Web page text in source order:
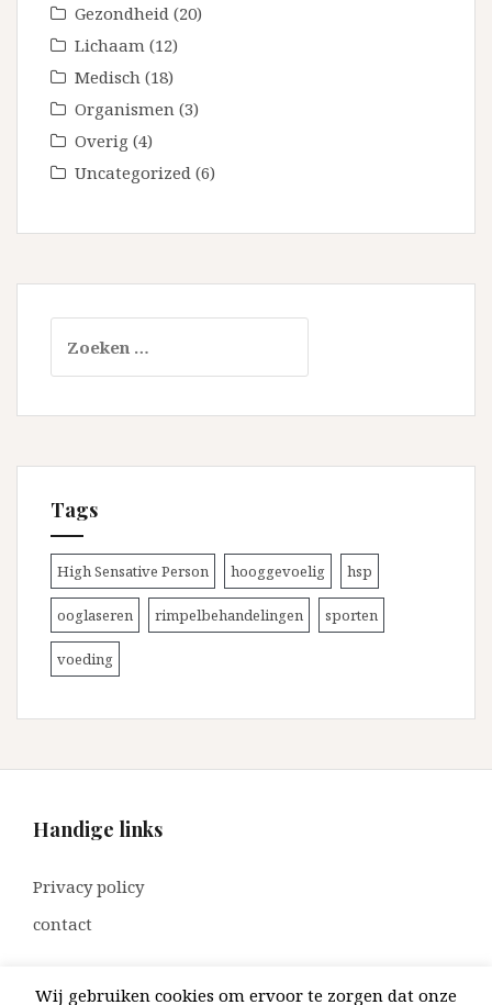
Gezondheid (20)
Lichaam (12)
Medisch (18)
Organismen (3)
Overig (4)
Uncategorized (6)
naar:
Tags
High Sensative Person hooggevoelig hsp
ooglaseren rimpelbehandelingen sporten
voeding
Handige links
Privacy policy
contact
Wij gebruiken cookies om ervoor te zorgen dat onze